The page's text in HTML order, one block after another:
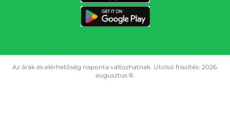
Az árak és elérhetőség naponta változhatnak. Utolsó frissítés: 2026.
augusztus 8.